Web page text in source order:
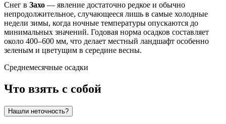
Снег в Захо — явление достаточно редкое и обычно
непродолжительное, случающееся лишь в самые холодные
недели зимы, когда ночные температуры опускаются до
минимальных значений. Годовая норма осадков составляет
около 400–600 мм, что делает местный ландшафт особенно
зеленым и цветущим в середине весны.
Среднемесячные осадки
Что взять с собой
Нашли неточность?